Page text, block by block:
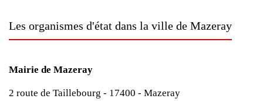
Les organismes d'état dans la ville de Mazeray
Mairie de Mazeray
2 route de Taillebourg - 17400 - Mazeray